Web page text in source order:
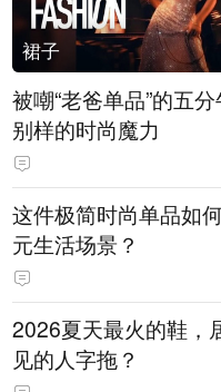
裙子
被嘲“老爸单品”的五
别样的时尚魔力
这件极简时尚单品如
元生活场景？
2026夏天最火的鞋，
见的人字拖？